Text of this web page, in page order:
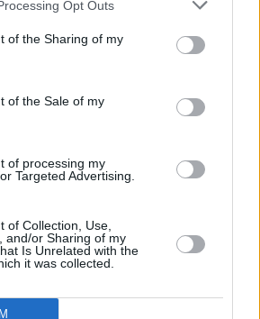
Opt Outs
of the Sharing of my
of the Sale of my
of processing my
Targeted Advertising.
of Collection, Use,
and/or Sharing of my
Is Unrelated with the
it was collected.